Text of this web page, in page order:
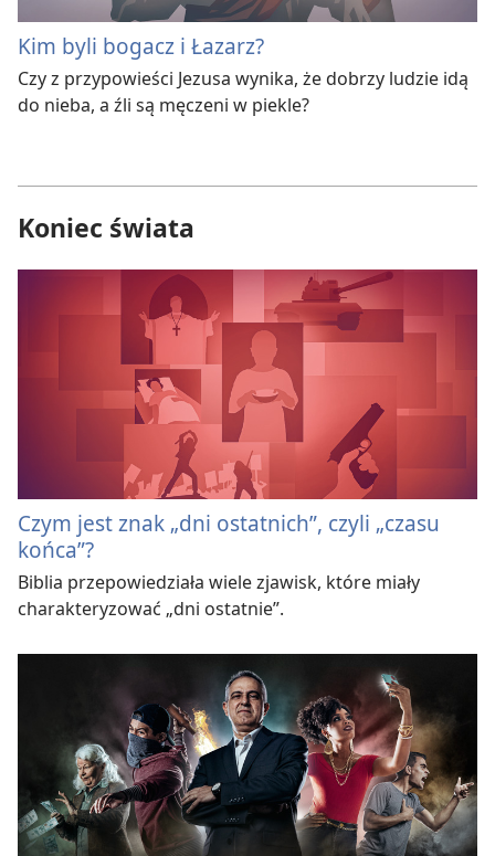
Kim byli bogacz i Łazarz?
Czy z przypowieści Jezusa wynika, że dobrzy ludzie idą
do nieba, a źli są męczeni w piekle?
Koniec świata
Czym jest znak „dni ostatnich”, czyli „czasu
końca”?
Biblia przepowiedziała wiele zjawisk, które miały
charakteryzować „dni ostatnie”.